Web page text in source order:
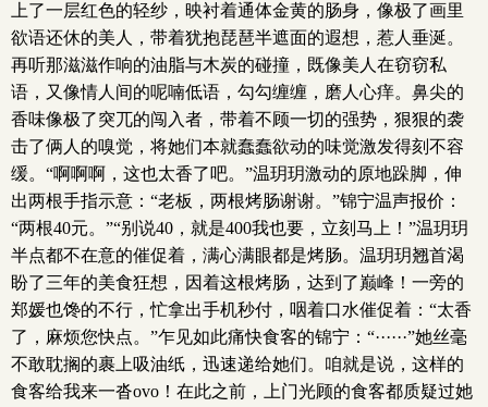
上了一层红色的轻纱，映衬着通体金黄的肠身，像极了画里
欲语还休的美人，带着犹抱琵琶半遮面的遐想，惹人垂涎。
再听那滋滋作响的油脂与木炭的碰撞，既像美人在窃窃私
语，又像情人间的呢喃低语，勾勾缠缠，磨人心痒。鼻尖的
香味像极了突兀的闯入者，带着不顾一切的强势，狠狠的袭
击了俩人的嗅觉，将她们本就蠢蠢欲动的味觉激发得刻不容
缓。“啊啊啊，这也太香了吧。”温玥玥激动的原地跺脚，伸
出两根手指示意：“老板，两根烤肠谢谢。”锦宁温声报价：
“两根40元。”“别说40，就是400我也要，立刻马上！”温玥玥
半点都不在意的催促着，满心满眼都是烤肠。温玥玥翘首渴
盼了三年的美食狂想，因着这根烤肠，达到了巅峰！一旁的
郑媛也馋的不行，忙拿出手机秒付，咽着口水催促着：“太香
了，麻烦您快点。”乍见如此痛快食客的锦宁：“······”她丝毫
不敢耽搁的裹上吸油纸，迅速递给她们。咱就是说，这样的
食客给我来一沓ovo！在此之前，上门光顾的食客都质疑过她